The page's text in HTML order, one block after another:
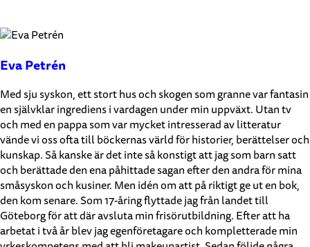
Eva Petrén
Med sju syskon, ett stort hus och skogen som granne var fantasin
en självklar ingrediens i vardagen under min uppväxt. Utan tv
och med en pappa som var mycket intresserad av litteratur
vände vi oss ofta till böckernas värld för historier, berättelser och
kunskap. Så kanske är det inte så konstigt att jag som barn satt
och berättade den ena påhittade sagan efter den andra för mina
småsyskon och kusiner. Men idén om att på riktigt ge ut en bok,
den kom senare. Som 17-åring flyttade jag från landet till
Göteborg för att där avsluta min frisörutbildning. Efter att ha
arbetat i två år blev jag egenföretagare och kompletterade min